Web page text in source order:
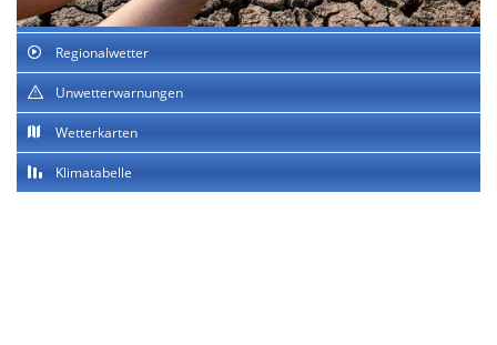
Regionalwetter
Unwetterwarnungen
Wetterkarten
Klimatabelle